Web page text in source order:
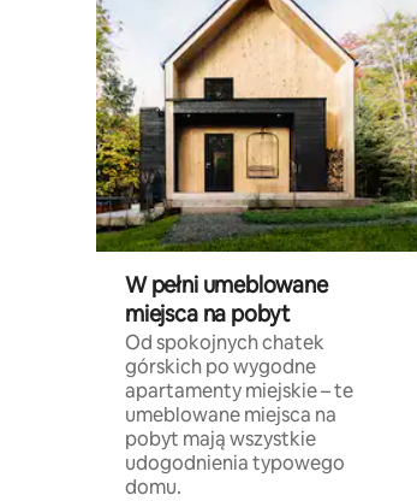
W pełni umeblowane
miejsca na pobyt
Od spokojnych chatek
górskich po wygodne
apartamenty miejskie – te
umeblowane miejsca na
pobyt mają wszystkie
udogodnienia typowego
domu.